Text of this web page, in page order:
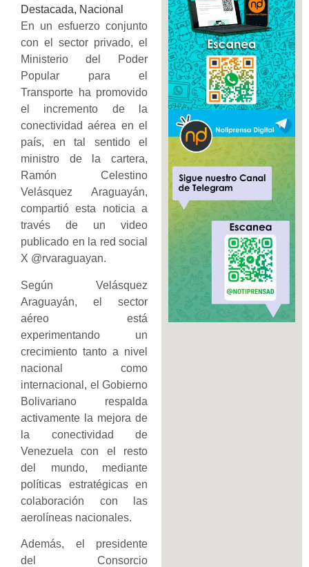
Destacada, Nacional
En un esfuerzo conjunto
con el sector privado, el
Ministerio del Poder
Popular para el
Transporte ha promovido
el incremento de la
conectividad aérea en el
país, en tal sentido el
ministro de la cartera,
Ramón Celestino
Velásquez Araguayán,
compartió esta noticia a
través de un video
publicado en la red social
X @rvaraguayan.
Según Velásquez
Araguayán, el sector
aéreo está
experimentando un
crecimiento tanto a nivel
nacional como
internacional, el Gobierno
Bolivariano respalda
activamente la mejora de
la conectividad de
Venezuela con el resto
del mundo, mediante
políticas estratégicas en
colaboración con las
aerolíneas nacionales.
Además, el presidente
del Consorcio